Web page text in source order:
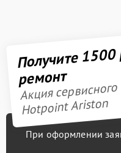
Получите
ремонт
Акция
Hotpoint Ariston
При оформлении